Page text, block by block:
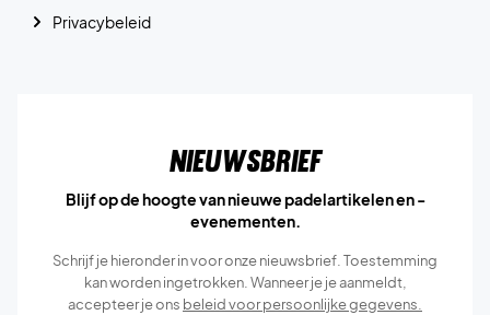
Privacybeleid
Nieuwsbrief
Blijf op de hoogte van nieuwe padelartikelen en -
evenementen.
Schrijf je hieronder in voor onze nieuwsbrief. Toestemming
kan worden ingetrokken. Wanneer je je aanmeldt,
accepteer je ons beleid voor persoonlijke gegevens.